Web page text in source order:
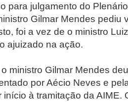
para julgamento do
Gilmar Mendes pediu
foi a vez de o ministro
ajuizado na ação.
ministro Gilmar Mendes
por Aécio Neves e
início à tramitação da AIME.